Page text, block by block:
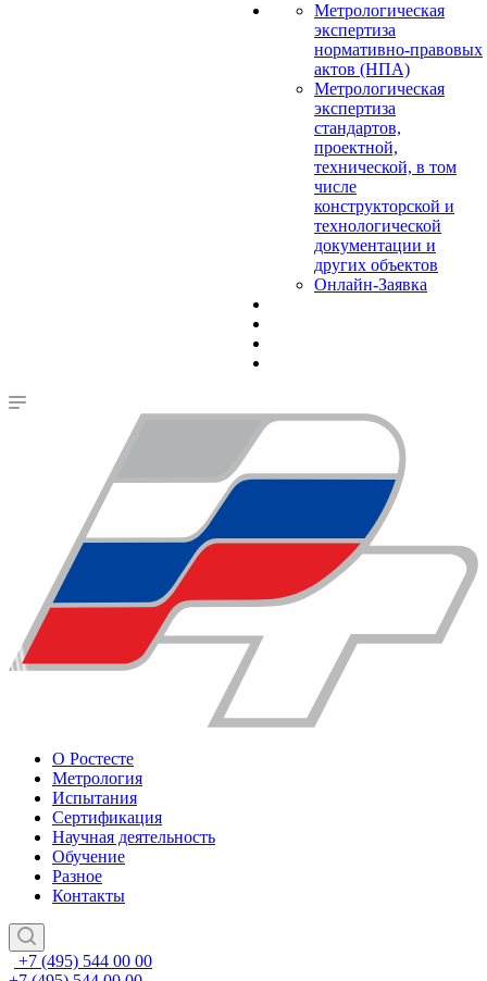
Метрологическая
экспертиза
нормативно-правовых
актов (НПА)
Метрологическая
экспертиза
стандартов,
проектной,
технической, в том
числе
конструкторской и
технологической
документации и
других объектов
Онлайн-Заявка
О Ростесте
Метрология
Испытания
Сертификация
Научная деятельность
Обучение
Разное
Контакты
+7 (495) 544 00 00